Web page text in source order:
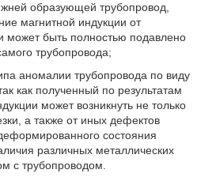
образующей трубопровод,
магнитной индукции от
может быть полностью подавлено
трубопровода;
аномалии трубопровода по виду
как полученный по результатам
может возникнуть не только
а также от иных дефектов
состояния
различных металлических
с трубопроводом.